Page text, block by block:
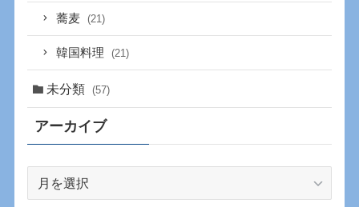
蕎麦 (21)
韓国料理 (21)
未分類 (57)
アーカイブ